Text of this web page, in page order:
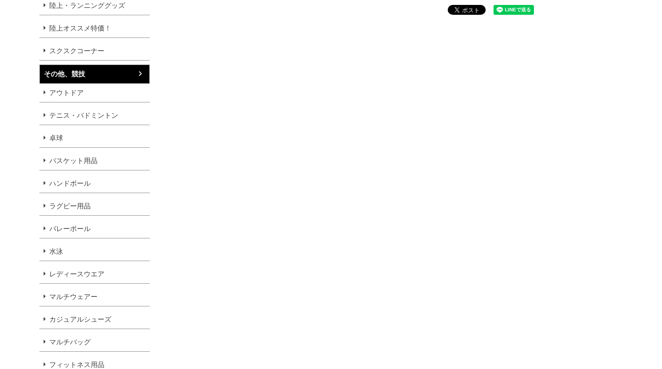
陸上・ランニンググッズ
陸上オススメ特価！
スクスクコーナー
その他、競技
アウトドア
テニス・バドミントン
卓球
バスケット用品
ハンドボール
ラグビー用品
バレーボール
水泳
レディースウエア
マルチウェアー
カジュアルシューズ
マルチバッグ
フィットネス用品